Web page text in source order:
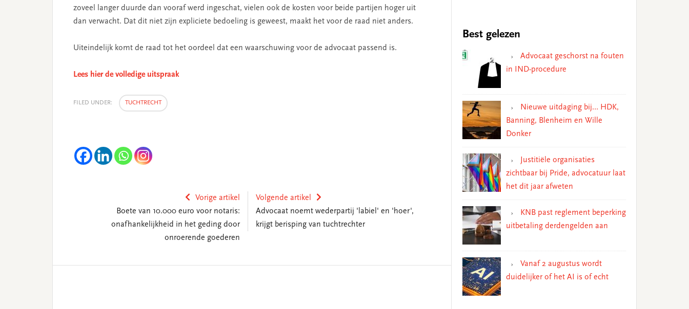
zoveel langer duurde dan vooraf werd ingeschat, vielen ook de kosten voor beide partijen hoger uit
dan verwacht. Dat dit niet zijn expliciete bedoeling is geweest, maakt het voor de raad niet anders.
Uiteindelijk komt de raad tot het oordeel dat een waarschuwing voor de advocaat passend is.
Lees hier de volledige uitspraak
FILED UNDER: TUCHTRECHT
Vorige artikel
Boete van 10.000 euro voor notaris:
onafhankelijkheid in het geding door
onroerende goederen
Volgende artikel
Advocaat noemt wederpartij 'labiel' en 'hoer',
krijgt berisping van tuchtrechter
Best gelezen
Advocaat geschorst na fouten
in IND-procedure
Nieuwe uitdaging bij… HDK,
Banning, Blenheim en Wille
Donker
Justitiële organisaties
zichtbaar bij Pride, advocatuur laat
het dit jaar afweten
KNB past reglement beperking
uitbetaling derdengelden aan
Vanaf 2 augustus wordt
duidelijker of het AI is of echt